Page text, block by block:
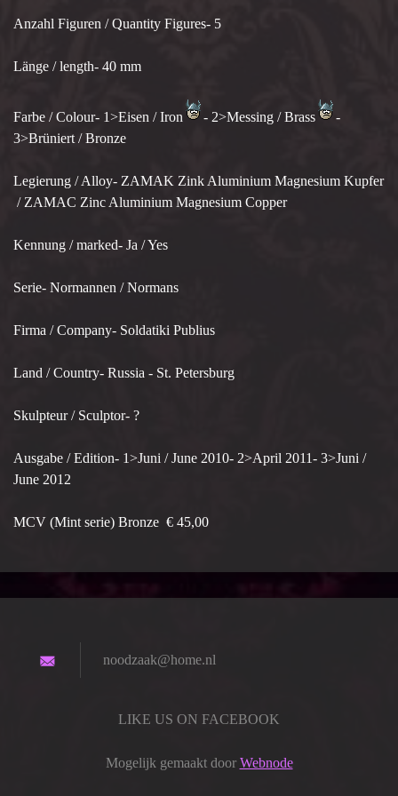
Anzahl Figuren / Quantity Figures- 5
Länge / length- 40 mm
Farbe / Colour- 1>Eisen / Iron - 2>Messing / Brass
-
3>Brüniert / Bronze
Legierung / Alloy- ZAMAK Zink Aluminium Magnesium Kupfer
/ ZAMAC Zinc Aluminium Magnesium Copper
Kennung / marked- Ja / Yes
Serie- Normannen / Normans
Firma / Company- Soldatiki Publius
Land / Country- Russia - St. Petersburg
Skulpteur / Sculptor- ?
Ausgabe / Edition- 1>Juni / June 2010- 2>April 2011- 3>Juni /
June 2012
MCV (Mint serie) Bronze € 45,00
noodzaak@home.nl
LIKE US ON FACEBOOK
Mogelijk gemaakt door Webnode